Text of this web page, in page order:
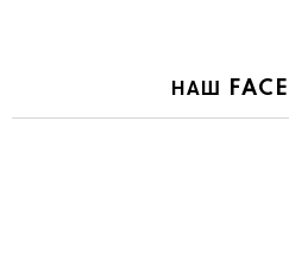
НАШ